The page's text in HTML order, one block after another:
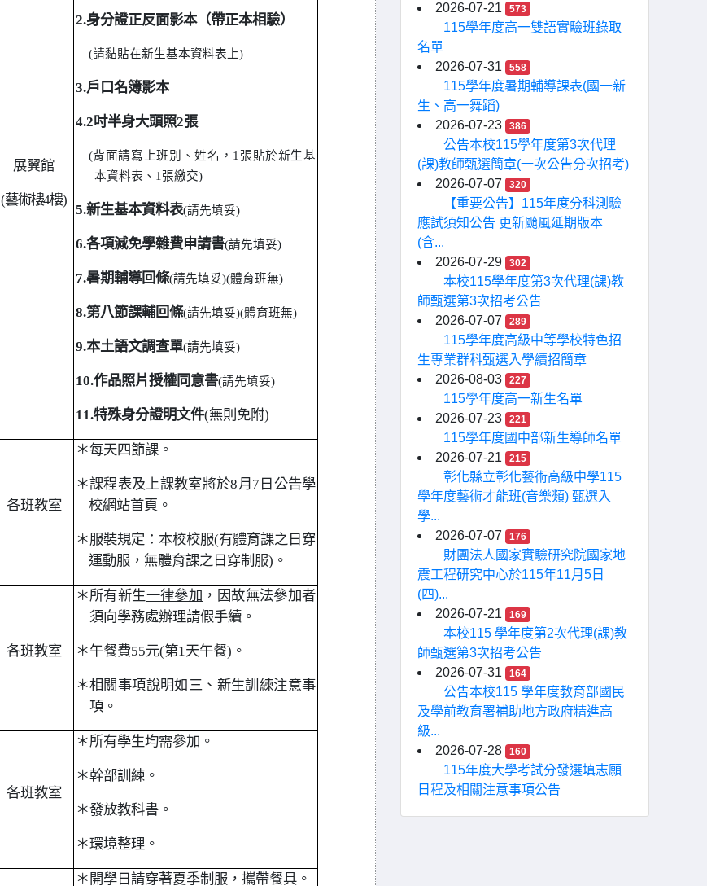
展翼館
(藝術樓4樓)
2.身分證正反面影本（帶正本相驗）
(請黏貼在新生基本資料表上)
3.戶口名簿影本
4.2吋半身大頭照2張
(背面請寫上班別、姓名，1張貼於新生基
本資料表、1張繳交)
5.新生基本資料表(請先填妥)
6.各項減免學雜費申請書(請先填妥)
7.暑期輔導回條(請先填妥)(體育班無)
8.第八節課輔回條(請先填妥)(體育班無)
9.本土語文調查單(請先填妥)
10.作品照片授權同意書(請先填妥)
11.特殊身分證明文件(無則免附)
各班教室
＊每天四節課。
＊課程表及上課教室將於8月7日公告學
校網站首頁。
＊服裝規定：本校校服(有體育課之日穿
運動服，無體育課之日穿制服)。
各班教室
＊所有新生一律參加 ，因故無法參加者
須向學務處辦理請假手續。
＊午餐費55元(第1天午餐)。
＊相關事項說明如三、新生訓練注意事
項。
各班教室
＊所有學生均需參加。
＊幹部訓練。
＊發放教科書。
＊環境整理。
＊開學日請穿著夏季制服，攜帶餐具。
2026-07-21
573
115學年度高一雙語實驗班錄取
名單
2026-07-31
558
115學年度暑期輔導課表(國一新
生、高一舞蹈)
2026-07-23
386
公告本校115學年度第3次代理
(課)教師甄選簡章(一次公告分次招考)
2026-07-07
320
【重要公告】115年度分科測驗
應試須知公告 更新颱風延期版本
(含...
2026-07-29
302
本校115學年度第3次代理(課)教
師甄選第3次招考公告
2026-07-07
289
115學年度高級中等學校特色招
生專業群科甄選入學續招簡章
2026-08-03
227
115學年度高一新生名單
2026-07-23
221
115學年度國中部新生導師名單
2026-07-21
215
彰化縣立彰化藝術高級中學115
學年度藝術才能班(音樂類) 甄選入
學...
2026-07-07
176
財團法人國家實驗研究院國家地
震工程研究中心於115年11月5日
(四)...
2026-07-21
169
本校115 學年度第2次代理(課)教
師甄選第3次招考公告
2026-07-31
164
公告本校115 學年度教育部國民
及學前教育署補助地方政府精進高
級...
2026-07-28
160
115年度大學考試分發選填志願
日程及相關注意事項公告